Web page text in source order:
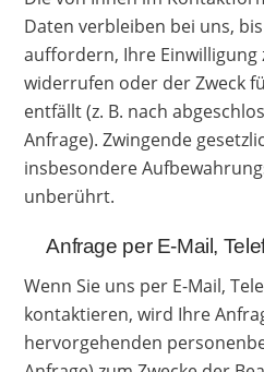
Daten verbleiben bei uns,
auffordern, Ihre Einwilligung
widerrufen oder der Zweck
entfällt (z. B. nach
Anfrage). Zwingende
insbesondere
unberührt.
Anfrage per E-Mail,
Wenn Sie uns per E-Mail,
kontaktieren, wird Ihre
hervorgehenden